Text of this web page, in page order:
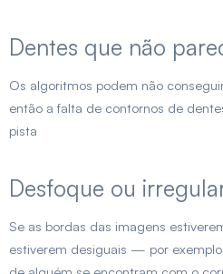
Dentes que não
Os algoritmos podem não
então a falta de contornos de
pista
Desfoque ou
Se as bordas das imagens
estiverem desiguais — por